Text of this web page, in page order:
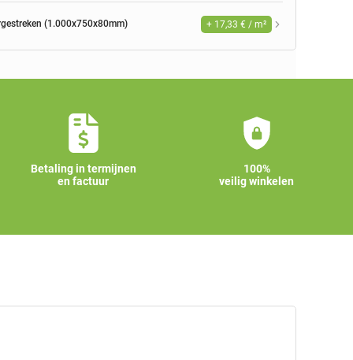
(1.000x750x80mm) + 17,33 € / m²
Betaling in termijnen
en factuur
100%
veilig winkelen